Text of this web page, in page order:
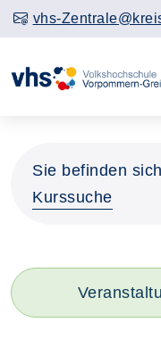
vhs-
Sie befinden
Kurssuche